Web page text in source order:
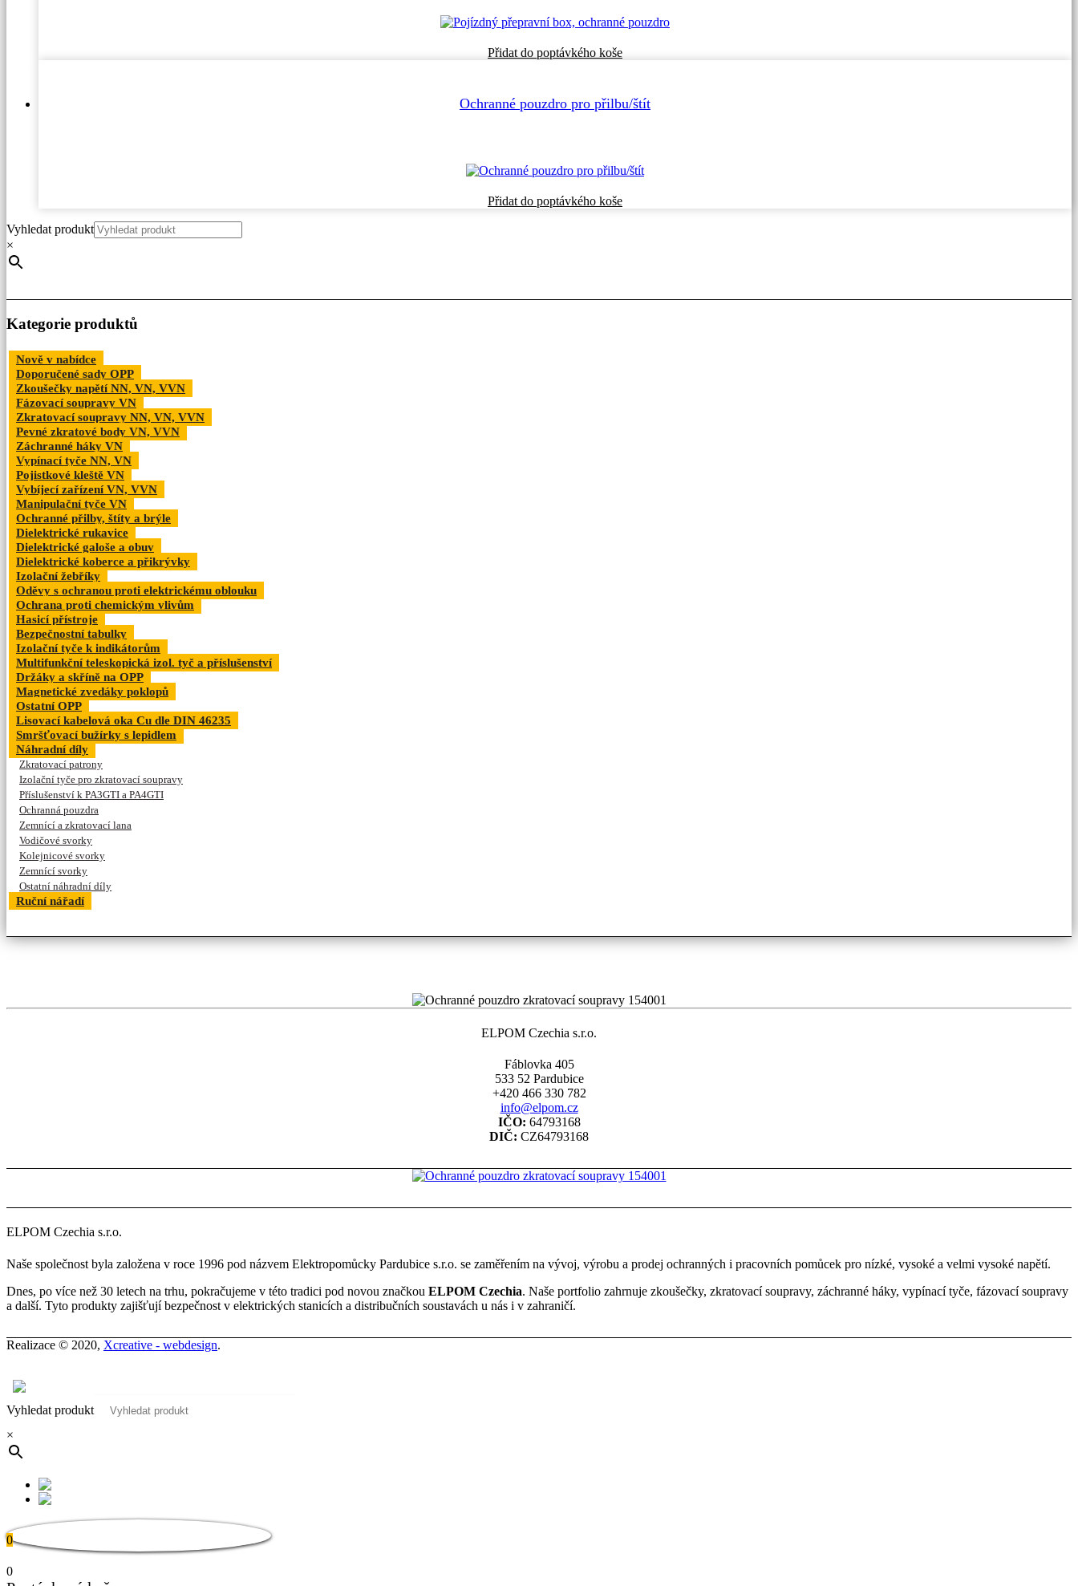
Přidat do poptávkého koše
Ochranné pouzdro pro přilbu/štít
Přidat do poptávkého koše
Vyhledat produkt
×
Kategorie produktů
Nově v nabídce
Doporučené sady OPP
Zkoušečky napětí NN, VN, VVN
Fázovací soupravy VN
Zkratovací soupravy NN, VN, VVN
Pevné zkratové body VN, VVN
Záchranné háky VN
Vypínací tyče NN, VN
Pojistkové kleště VN
Vybíjecí zařízení VN, VVN
Manipulační tyče VN
Ochranné přilby, štíty a brýle
Dielektrické rukavice
Dielektrické galoše a obuv
Dielektrické koberce a přikrývky
Izolační žebříky
Oděvy s ochranou proti elektrickému oblouku
Ochrana proti chemickým vlivům
Hasicí přístroje
Bezpečnostní tabulky
Izolační tyče k indikátorům
Multifunkční teleskopická izol. tyč a příslušenství
Držáky a skříně na OPP
Magnetické zvedáky poklopů
Ostatní OPP
Lisovací kabelová oka Cu dle DIN 46235
Smršťovací bužírky s lepidlem
Náhradní díly
Zkratovací patrony
Izolační tyče pro zkratovací soupravy
Příslušenství k PA3GTI a PA4GTI
Ochranná pouzdra
Zemnící a zkratovací lana
Vodičové svorky
Kolejnicové svorky
Zemnící svorky
Ostatní náhradní díly
Ruční nářadí
ELPOM Czechia s.r.o.
Fáblovka 405
533 52 Pardubice
+420 466 330 782
info@elpom.cz
IČO: 64793168
DIČ: CZ64793168
ELPOM Czechia s.r.o.
Naše společnost byla založena v roce 1996 pod názvem Elektropomůcky Pardubice s.r.o. se zaměřením na vývoj, výrobu a prodej ochranných i pracovních pomůcek pro nízké, vysoké a velmi vysoké napětí.
Dnes, po více než 30 letech na trhu, pokračujeme v této tradici pod novou značkou ELPOM Czechia. Naše portfolio zahrnuje zkoušečky, zkratovací soupravy, záchranné háky, vypínací tyče, fázovací soupravy
a další. Tyto produkty zajišťují bezpečnost v elektrických stanicích a distribučních soustavách u nás i v zahraničí.
Realizace © 2020, Xcreative - webdesign.
Vyhledat produkt
×
0
0